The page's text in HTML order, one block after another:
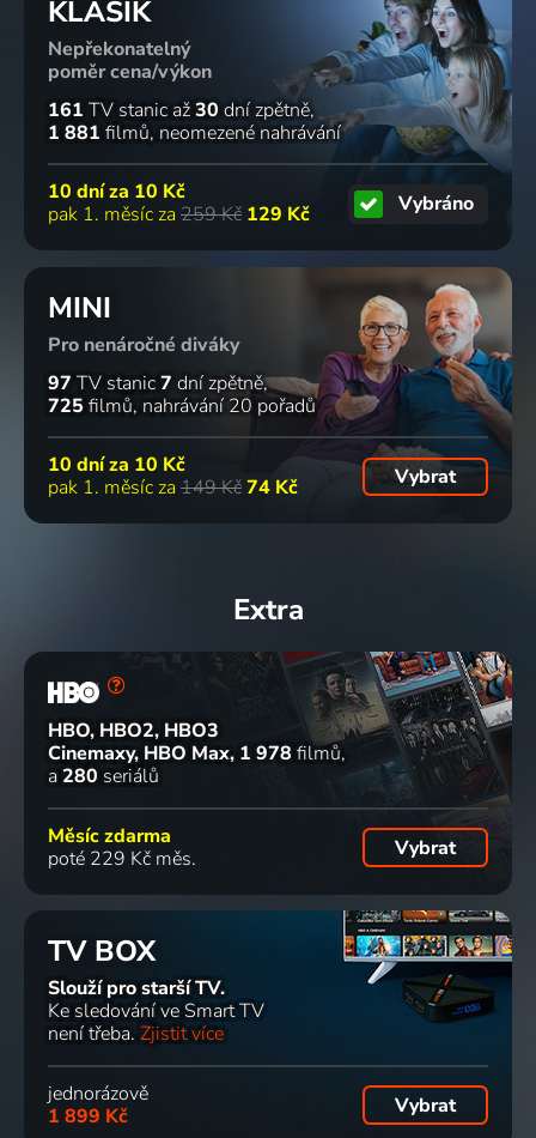
KLASIK
Nepřekonatelný
poměr cena/výkon
161 TV stanic až30 dní zpětně
1 881 filmů neomezené nahrávání
10 dní za 10 Kč
pak 1. měsíc za 259 Kč 129 Kč Vybráno
MINI
Pro nenáročné diváky
97 TV stanic7 dní zpětně
725 filmů nahrávání 20 pořadů
10 dní za 10 Kč
pak 1. měsíc za 149 Kč74 Kč Vybrat
Extra
HBO, HBO2, HBO3
Cinemaxy, HBO Max 1 978 filmů
a 280 seriálů
Měsíc zdarma
poté 229 Kč měs.
Vybrat
TV BOX
Slouží pro starší TV.
Ke sledování ve Smart TV
není třeba. Zjistit více
jednorázově
1 899 Kč
Vybrat